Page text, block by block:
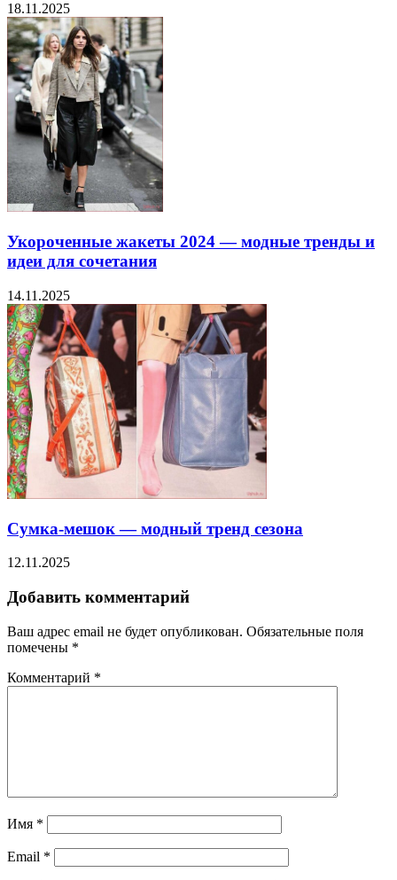
18.11.2025
Укороченные жакеты 2024 — модные тренды и
идеи для сочетания
14.11.2025
Сумка-мешок — модный тренд сезона
12.11.2025
Добавить комментарий
Ваш адрес email не будет опубликован. Обязательные поля
помечены *
Комментарий *
Имя *
Email *